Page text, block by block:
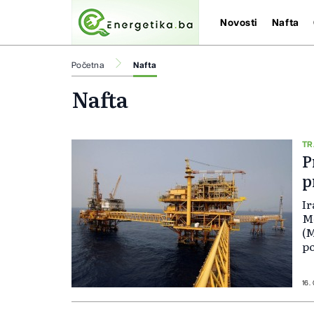
Novosti Nafta
Početna Nafta
Nafta
16.